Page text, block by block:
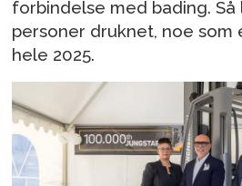
forbindelse med bading. Så
personer druknet, noe som
hele 2025.